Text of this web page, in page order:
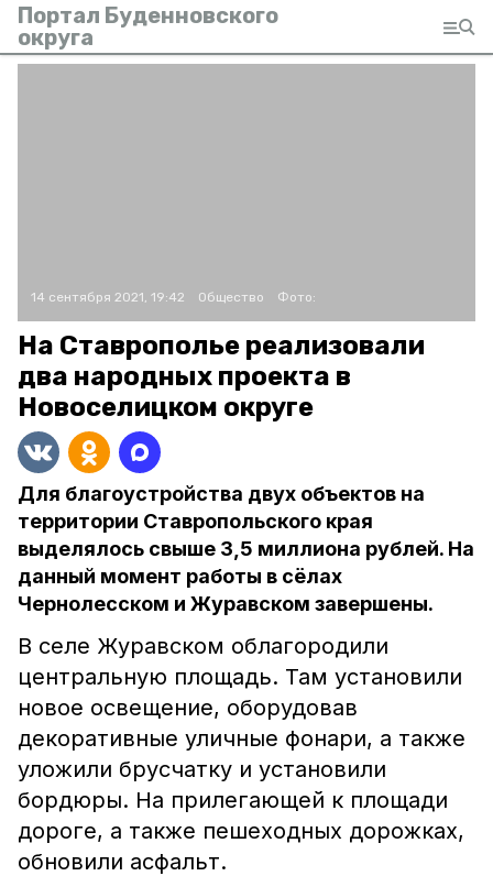
Портал Буденновского
округа
14 сентября 2021, 19:42 Общество Фото:
На Ставрополье реализовали
два народных проекта в
Новоселицком округе
Для благоустройства двух объектов на
территории Ставропольского края
выделялось свыше 3,5 миллиона рублей. На
данный момент работы в сёлах
Чернолесском и Журавском завершены.
В селе Журавском облагородили
центральную площадь. Там установили
новое освещение, оборудовав
декоративные уличные фонари, а также
уложили брусчатку и установили
бордюры. На прилегающей к площади
дороге, а также пешеходных дорожках,
обновили асфальт.